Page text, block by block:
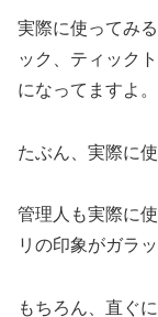
実際に使ってみ
ック、ティック
になってますよ。
たぶん、実際に
管理人も実際に
リの印象がガラ
もちろん、直ぐ